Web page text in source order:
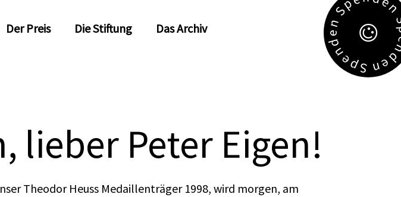
Der Preis Die Stiftung Das Archiv
S
p
e
n
d
e
n
S
p
e
n
lieber Peter Eigen!
Theodor Heuss Medaillenträger 1998, wird morgen, am